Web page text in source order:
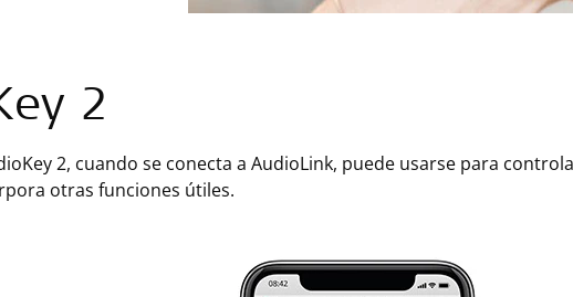
2
2, cuando se conecta a AudioLink, puede usarse para
otras funciones útiles.